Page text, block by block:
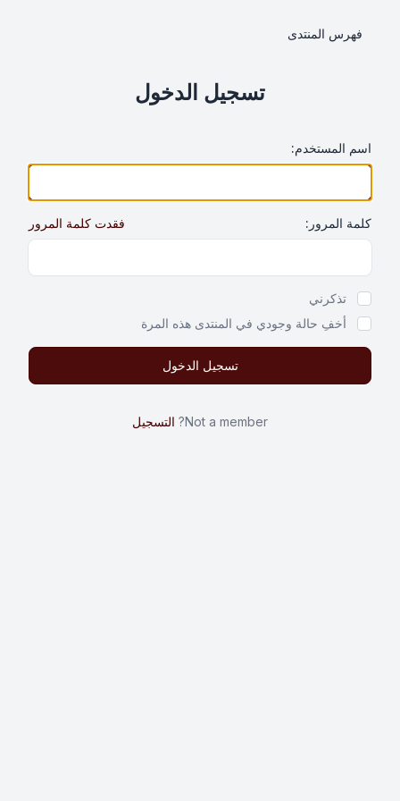
فهرس المنتدى
تسجيل الدخول
اسم المستخدم:
كلمة المرور: فقدت كلمة المرور
تذكرني
أخفِ حالة وجودي في المنتدى هذه المرة
Not a member? التسجيل